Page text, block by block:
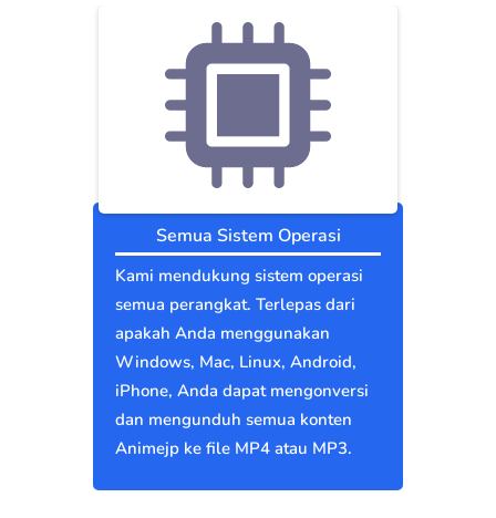
Semua Sistem Operasi
Kami mendukung sistem operasi
semua perangkat. Terlepas dari
apakah Anda menggunakan
Windows, Mac, Linux, Android,
iPhone, Anda dapat mengonversi
dan mengunduh semua konten
Animejp ke file MP4 atau MP3.